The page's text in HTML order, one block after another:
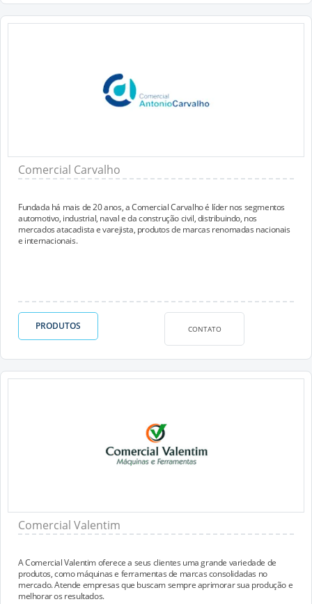
Comercial Carvalho
Fundada há mais de 20 anos, a Comercial Carvalho é líder nos segmentos
automotivo, industrial, naval e da construção civil, distribuindo, nos
mercados atacadista e varejista, produtos de marcas renomadas nacionais
e internacionais.
PRODUTOS CONTATO
Comercial Valentim
A Comercial Valentim oferece a seus clientes uma grande variedade de
produtos, como máquinas e ferramentas de marcas consolidadas no
mercado. Atende empresas que buscam sempre aprimorar sua produção e
melhorar os resultados.